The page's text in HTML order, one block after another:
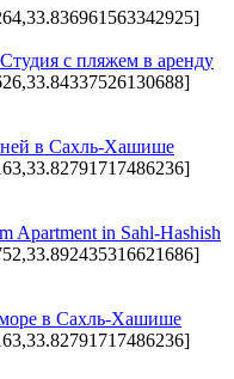
с пляжем в аренду
в Сахль-Хашише
Apartment in Sahl-Hashish
в Сахль-Хашише